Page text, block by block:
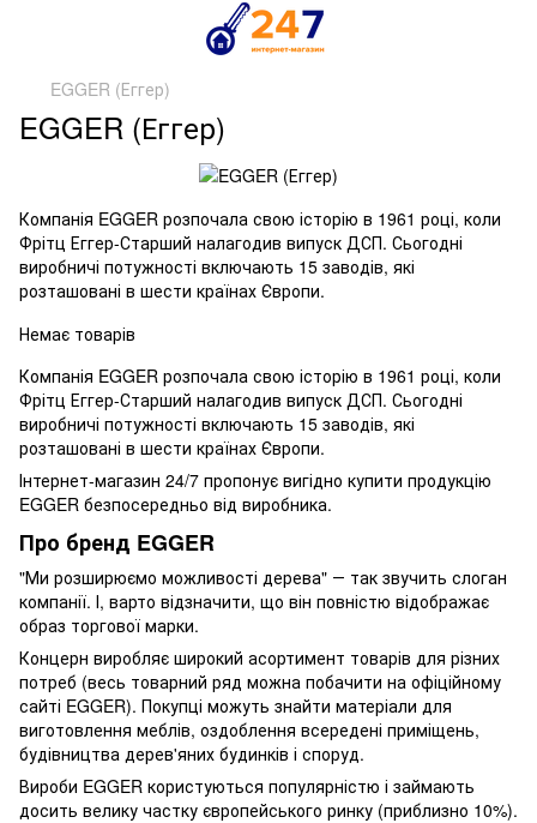
EGGER (Еггер)
EGGER (Еггер)
Компанія EGGER розпочала свою історію в 1961 році, коли
Фрітц Еггер-Старший налагодив випуск ДСП. Сьогодні
виробничі потужності включають 15 заводів, які
розташовані в шести країнах Європи.
Немає товарів
Компанія EGGER розпочала свою історію в 1961 році, коли
Фрітц Еггер-Старший налагодив випуск ДСП. Сьогодні
виробничі потужності включають 15 заводів, які
розташовані в шести країнах Європи.
Інтернет-магазин 24/7 пропонує вигідно купити продукцію
EGGER безпосередньо від виробника.
Про бренд EGGER
"Ми розширюємо можливості дерева" ― так звучить слоган
компанії. І, варто відзначити, що він повністю відображає
образ торгової марки.
Концерн виробляє широкий асортимент товарів для різних
потреб (весь товарний ряд можна побачити на офіційному
сайті EGGER). Покупці можуть знайти матеріали для
виготовлення меблів, оздоблення всередені приміщень,
будівництва дерев'яних будинків і споруд.
Вироби EGGER користуються популярністю і займають
досить велику частку європейського ринку (приблизно 10%).